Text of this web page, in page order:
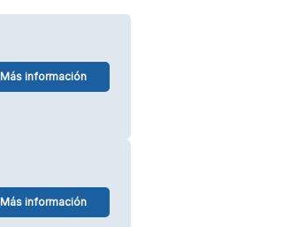
Más información
Más información